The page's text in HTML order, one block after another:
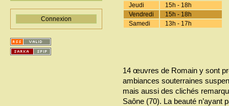
Jeudi
15h - 18h
Vendredi
15h - 18h
Samedi
13h - 17h
14 œuvres de Romain y sont
ambiances souterraines
mais aussi des clichés
Saône (70). La beauté n’ayant
Connexion